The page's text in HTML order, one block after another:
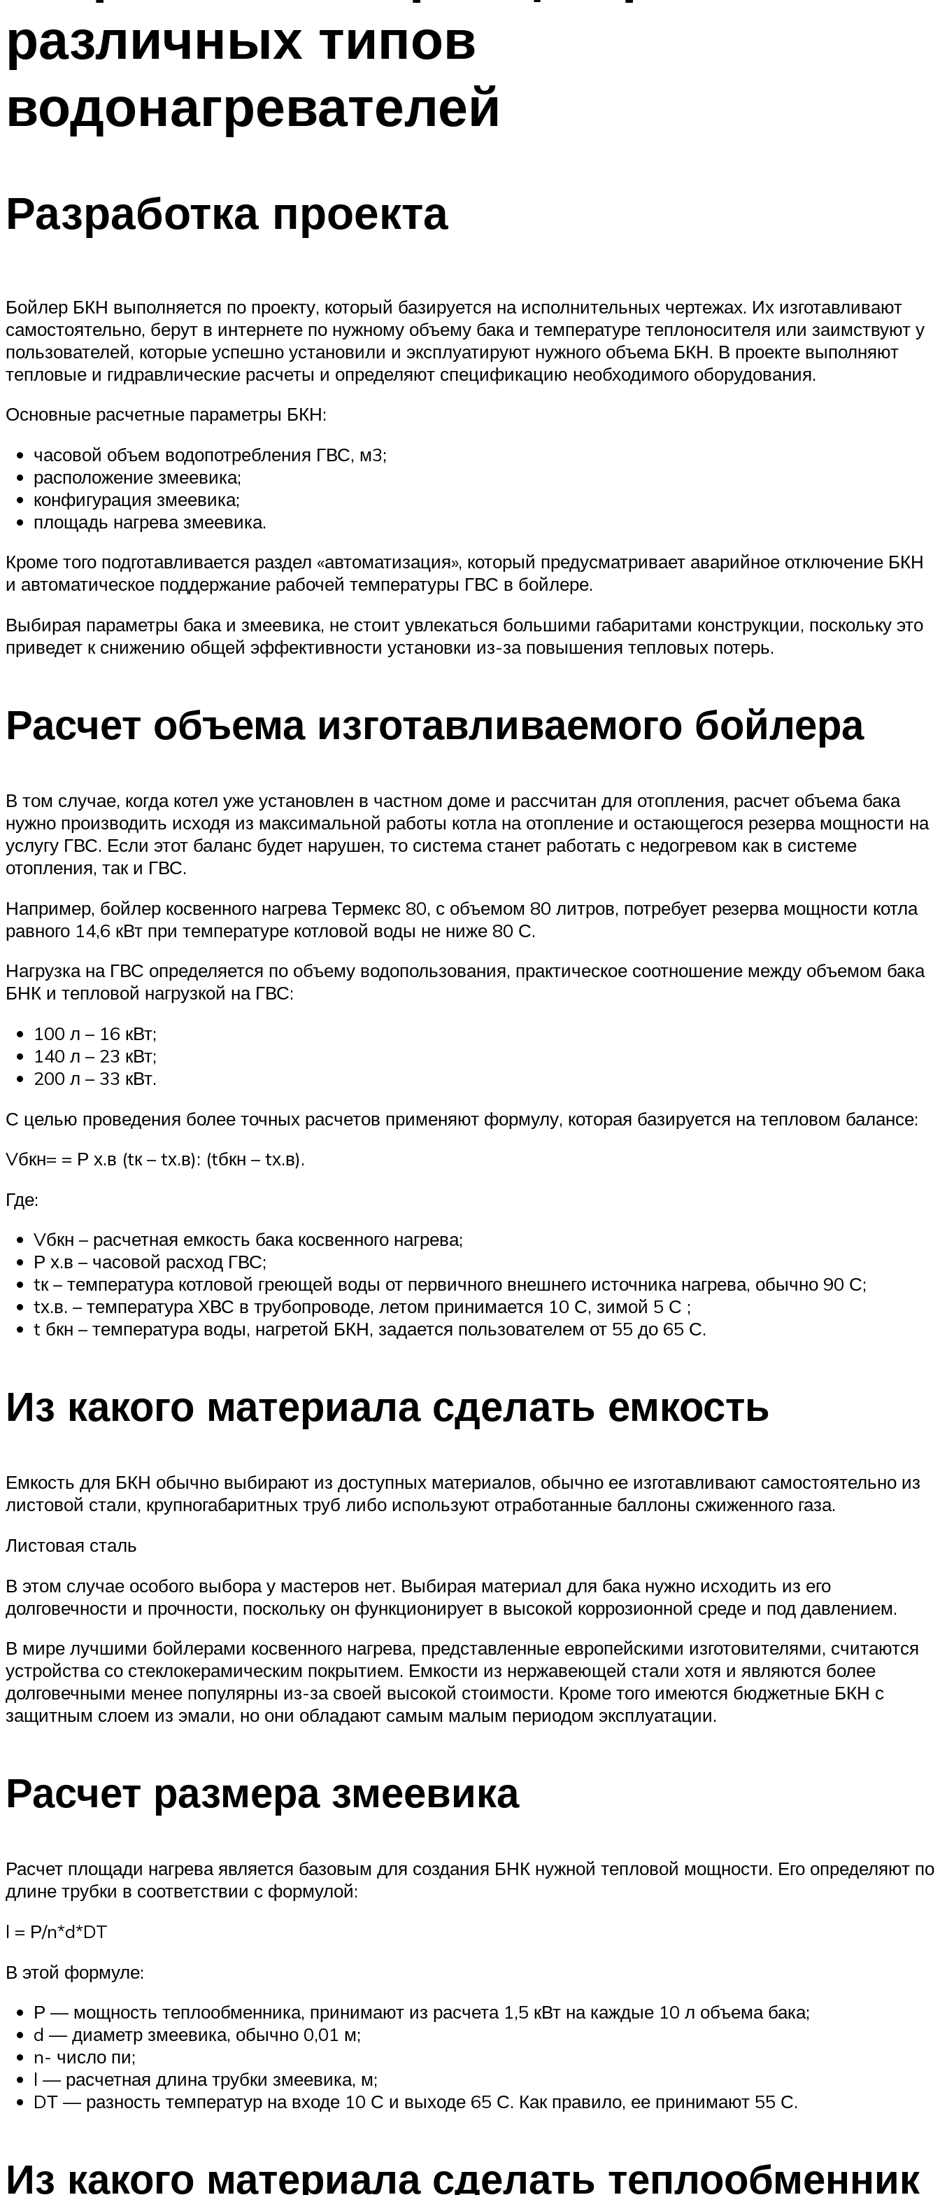
различных типов
водонагревателей
Разработка проекта
Бойлер БКН выполняется по проекту, который базируется на исполнительных чертежах. Их изготавливают
самостоятельно, берут в интернете по нужному объему бака и температуре теплоносителя или заимствуют у
пользователей, которые успешно установили и эксплуатируют нужного объема БКН. В проекте выполняют
тепловые и гидравлические расчеты и определяют спецификацию необходимого оборудования.
Основные расчетные параметры БКН:
часовой объем водопотребления ГВС, м3;
расположение змеевика;
конфигурация змеевика;
площадь нагрева змеевика.
Кроме того подготавливается раздел «автоматизация», который предусматривает аварийное отключение БКН
и автоматическое поддержание рабочей температуры ГВС в бойлере.
Выбирая параметры бака и змеевика, не стоит увлекаться большими габаритами конструкции, поскольку это
приведет к снижению общей эффективности установки из-за повышения тепловых потерь.
Расчет объема изготавливаемого бойлера
В том случае, когда котел уже установлен в частном доме и рассчитан для отопления, расчет объема бака
нужно производить исходя из максимальной работы котла на отопление и остающегося резерва мощности на
услугу ГВС. Если этот баланс будет нарушен, то система станет работать с недогревом как в системе
отопления, так и ГВС.
Например, бойлер косвенного нагрева Термекс 80, с объемом 80 литров, потребует резерва мощности котла
равного 14,6 кВт при температуре котловой воды не ниже 80 С.
Нагрузка на ГВС определяется по объему водопользования, практическое соотношение между объемом бака
БНК и тепловой нагрузкой на ГВС:
100 л – 16 кВт;
140 л – 23 кВт;
200 л – 33 кВт.
С целью проведения более точных расчетов применяют формулу, которая базируется на тепловом балансе:
Vбкн= = Р х.в (tк – tх.в): (tбкн – tх.в).
Где:
Vбкн – расчетная емкость бака косвенного нагрева;
Р х.в – часовой расход ГВС;
tк – температура котловой греющей воды от первичного внешнего источника нагрева, обычно 90 С;
tх.в. – температура ХВС в трубопроводе, летом принимается 10 С, зимой 5 С ;
t бкн – температура воды, нагретой БКН, задается пользователем от 55 до 65 С.
Из какого материала сделать емкость
Емкость для БКН обычно выбирают из доступных материалов, обычно ее изготавливают самостоятельно из
листовой стали, крупногабаритных труб либо используют отработанные баллоны сжиженного газа.
Листовая сталь
В этом случае особого выбора у мастеров нет. Выбирая материал для бака нужно исходить из его
долговечности и прочности, поскольку он функционирует в высокой коррозионной среде и под давлением.
В мире лучшими бойлерами косвенного нагрева, представленные европейскими изготовителями, считаются
устройства со стеклокерамическим покрытием. Емкости из нержавеющей стали хотя и являются более
долговечными менее популярны из-за своей высокой стоимости. Кроме того имеются бюджетные БКН с
защитным слоем из эмали, но они обладают самым малым периодом эксплуатации.
Расчет размера змеевика
Расчет площади нагрева является базовым для создания БНК нужной тепловой мощности. Его определяют по
длине трубки в соответствии с формулой:
l = Р/n*d*DT
В этой формуле:
Р — мощность теплообменника, принимают из расчета 1,5 кВт на каждые 10 л объема бака;
d — диаметр змеевика, обычно 0,01 м;
n- число пи;
l — расчетная длина трубки змеевика, м;
DТ — разность температур на входе 10 С и выходе 65 С. Как правило, ее принимают 55 С.
Из какого материала сделать теплообменник